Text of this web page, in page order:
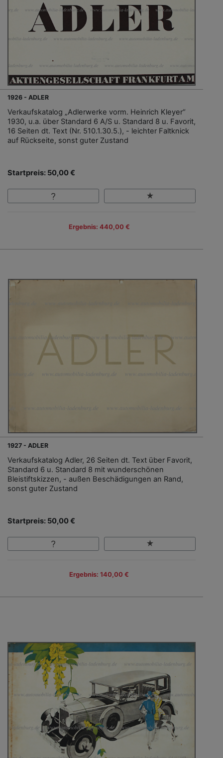
1926 - ADLER
Verkaufskatalog „Adlerwerke vorm. Heinrich Kleyer“
1930, u.a. über Standard 6 A/S u. Standard 8 u. Favorit,
16 Seiten dt. Text (Nr. 510.1.30.5.), - leichter Faltknick
auf Rückseite, sonst guter Zustand
Startpreis: 50,00 €
Ergebnis: 440,00 €
1927 - ADLER
Verkaufskatalog Adler, 26 Seiten dt. Text über Favorit,
Standard 6 u. Standard 8 mit wunderschönen
Bleistiftskizzen, - außen Beschädigungen an Rand,
sonst guter Zustand
Startpreis: 50,00 €
Ergebnis: 140,00 €